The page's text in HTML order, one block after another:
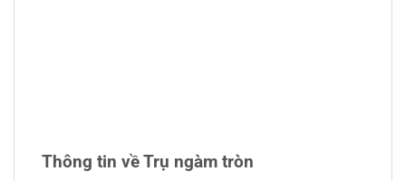
Thông tin về Trụ ngàm tròn